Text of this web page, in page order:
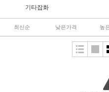
기타잡화
최신순 낮은가격 높